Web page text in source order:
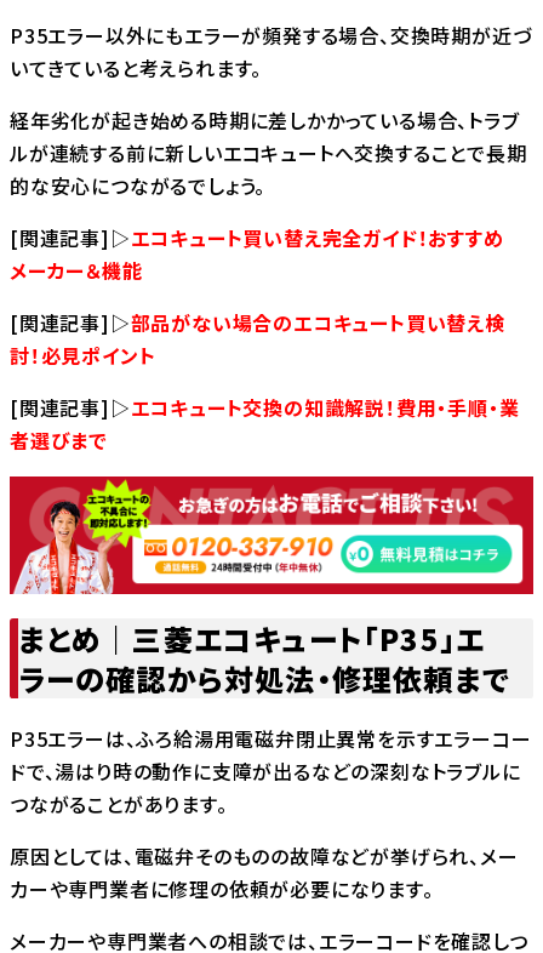
P35エラー以外にもエラーが頻発する場合、交換時期が近づ
いてきていると考えられます。
経年劣化が起き始める時期に差しかかっている場合、トラブ
ルが連続する前に新しいエコキュートへ交換することで長期
的な安心につながるでしょう。
[関連記事]▷エコキュート買い替え完全ガイド！おすすめ
メーカー＆機能
[関連記事]▷部品がない場合のエコキュート買い替え検
討！必見ポイント
[関連記事]▷エコキュート交換の知識解説！費用・手順・業
者選びまで
まとめ｜三菱エコキュート「P35」エ
ラーの確認から対処法・修理依頼まで
P35エラーは、ふろ給湯用電磁弁閉止異常を示すエラーコー
ドで、湯はり時の動作に支障が出るなどの深刻なトラブルに
つながることがあります。
原因としては、電磁弁そのものの故障などが挙げられ、メー
カーや専門業者に修理の依頼が必要になります。
メーカーや専門業者への相談では、エラーコードを確認しつ